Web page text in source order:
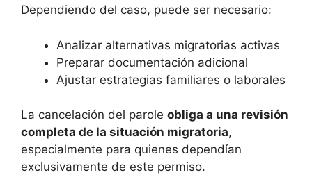
Dependiendo del caso, puede ser necesario:
Analizar alternativas migratorias activas
Preparar documentación adicional
Ajustar estrategias familiares o laborales
La cancelación del parole obliga a una revisión
completa de la situación migratoria,
especialmente para quienes dependían
exclusivamente de este permiso.